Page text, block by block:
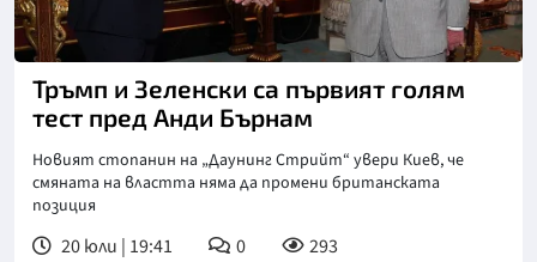
Тръмп и Зеленски са първият голям
тест пред Анди Бърнам
Новият стопанин на „Даунинг Стрийт“ увери Киев, че
смяната на властта няма да промени британската
позиция
20 юли | 19:41 0 293